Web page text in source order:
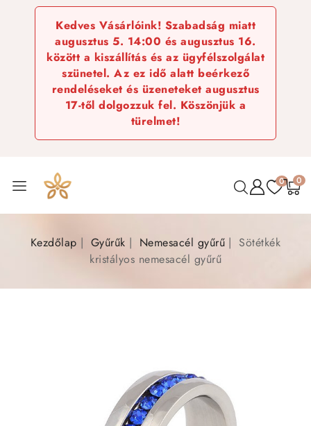
Kedves Vásárlóink! Szabadság miatt
augusztus 5. 14:00 és augusztus 16.
között a kiszállítás és az ügyfélszolgálat
szünetel. Az ez idő alatt beérkező
rendeléseket és üzeneteket augusztus
17-től dolgozzuk fel. Köszönjük a
türelmet!
0 0
Kezdőlap Gyűrűk Nemesacél gyűrű
Sötétkék
kristályos nemesacél gyűrű